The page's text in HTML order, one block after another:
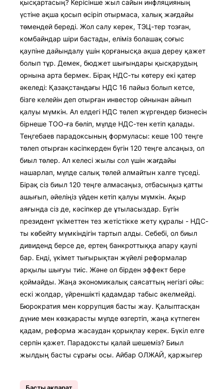
қысқартасың? Керісінше жыл сайын инфляцияның
үстіне ақша қосып өсіріп отырмаса, халық жағдайы
төмендей береді. Жол салу керек, ТЭЦ-тер тозған,
комбайндар шіри бастады, еліміз болашақ соғыс
қаупіне дайындалу үшін қорғанысқа ақша дереу қажет
болып тұр. Демек, бюджет шығындары қысқарудың
орнына арта бермек. Бірақ НДС-ты көтеру екі қатер
әкеледі: Қазақстандағы НДС 16 пайыз болып кетсе,
бізге келейін деп отырған инвестор ойнынан айнып
қалуы мүмкін. Ал елдегі НДС төлеп жүргендер бизнесін
бірнеше ТОО-ға бөліп, мүлде НДС-тен кетіп қалады.
Теңгебаев парадоксының формуласы: кеше 100 теңге
төлеп отырған кәсіпкерден бүгін 120 теңге алсаңыз, ол
биыл төлер. Ал келесі жылы сол үшін жағдайы
нашарлап, мүлде салық төлей алмайтын халге түседі.
Бірақ сіз биыл 120 теңге алмасаңыз, отбасыңыз қатты
ашығып, әйеліңіз үйден кетіп қалуы мүмкін. Ақыр
аяғында сіз де, кәсіпкер де ұтыласыздар. Бүгін
президент үкіметтен тез жетістікке жету құралы - НДС-
ты көбейту мүмкіндігін тартып алды. Себебі, ол биыл
дивиденд берсе де, ертең банкроттыққа апару қаупі
бар. Енді, үкімет тығырықтан жүйелі реформалар
арқылы шығуы тиіс. Және ол бірден эффект бере
қоймайды. Жаңа экономикалық саясаттың негізгі ойы:
ескі жолдар, үйреншікті қадамдар табыс әкелмейді.
Бюрократия мен коррупция басты жау. Қалыптасқан
дүние мен көзқарасты мүлде өзгертіп, жаңа күтпеген
қадам, реформа жасаудан қорықпау керек. Бүкіл елге
серпін қажет. Парадоксты қалай шешеміз? Биыл
жылдың басты сұрағы осы. Айбар ОЛЖАЙ, қаржыгер